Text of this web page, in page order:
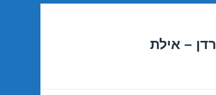
– אילת